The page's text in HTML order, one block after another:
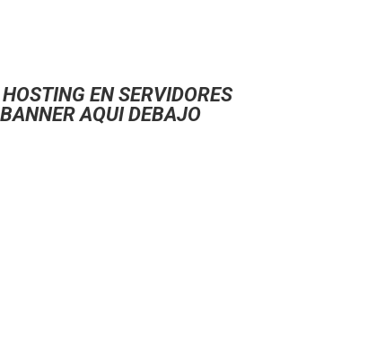
EN SERVIDORES
AQUI DEBAJO